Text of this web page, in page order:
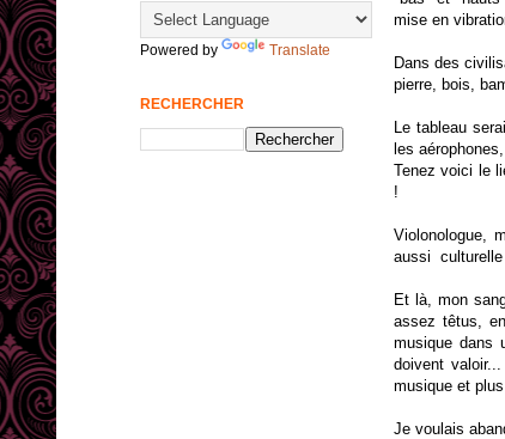
mise en
Dans des
pierre, bois,
Le tableau
les
Tenez voici le
!
Violonologue,
aussi culturelle
Et là, mon
assez têtus,
musique dans
doivent
musique et
Je voulais
Powered by Translate
RECHERCHER